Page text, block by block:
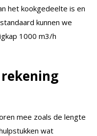
het kookgedeelte is en
kunnen we
1000 m3/h
mee zoals de lengte
wat